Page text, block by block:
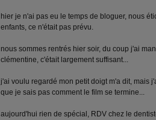
hier je n'ai pas eu le temps de bloguer, nous
enfants, ce n'était pas prévu.
nous sommes rentrés hier soir, du coup j'ai
clémentine, c'était largement suffisant...
j'ai voulu regardé mon petit doigt m'a dit, mais
que je sais pas comment le film se termine...
aujourd'hui rien de spécial, RDV chez le